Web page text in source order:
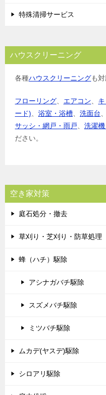
特殊清掃サービス
ハウスクリーニング
各種ハウスクリーニングも
フローリング、 エアコン、
ード)、 浴室・浴槽、 洗面台、
サッシ・網戸・雨戸、 洗濯
ださい。
空き家対策
庭石処分・撤去
草刈り・芝刈り・防草処理
蜂（ハチ）駆除
アシナガバチ駆除
スズメバチ駆除
ミツバチ駆除
ムカデ(ヤスデ)駆除
シロアリ駆除